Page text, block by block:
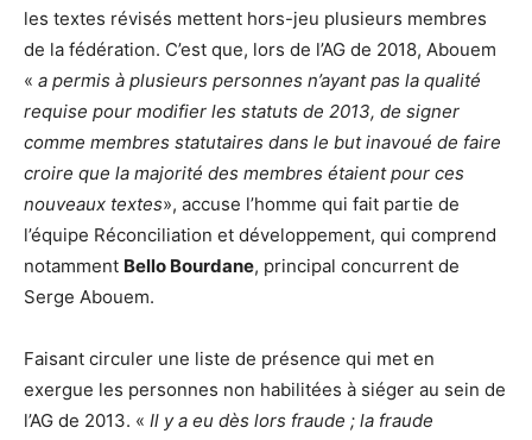
les textes révisés mettent hors-jeu plusieurs membres
de la fédération. C’est que, lors de l’AG de 2018, Abouem
« a permis à plusieurs personnes n’ayant pas la qualité
requise pour modifier les statuts de 2013, de signer
comme membres statutaires dans le but inavoué de faire
croire que la majorité des membres étaient pour ces
nouveaux textes», accuse l’homme qui fait partie de
l’équipe Réconciliation et développement, qui comprend
notamment Bello Bourdane, principal concurrent de
Serge Abouem.
Faisant circuler une liste de présence qui met en
exergue les personnes non habilitées à siéger au sein de
l’AG de 2013. « Il y a eu dès lors fraude ; la fraude